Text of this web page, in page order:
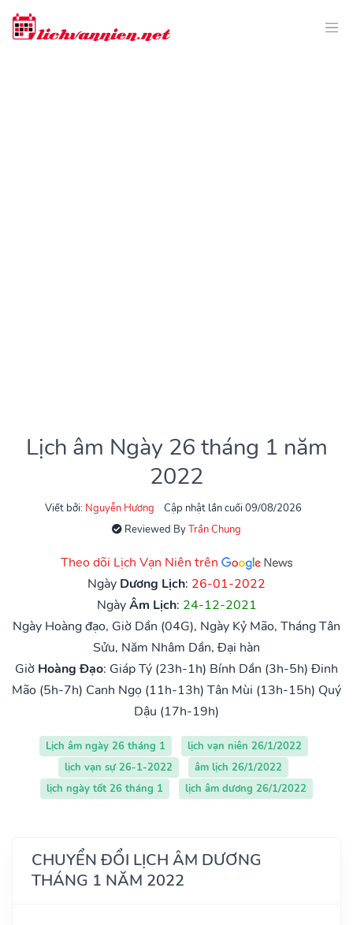
Lịch âm Ngày 26 tháng 1 năm
2022
Viết bởi: Nguyễn Hương
Cập nhật lần cuối 09/08/2026
Reviewed ByTrần Chung
Theo dõi Lịch Vạn Niên trên
Ngày Dương Lịch: 26-01-2022
NgàyÂm Lịch: 24-12-2021
Ngày Hoàng đạo, Giờ Dần (04G), Ngày Kỷ Mão, Tháng Tân
Sửu, Năm Nhâm Dần, Đại hàn
Giờ Hoàng Đạo: Giáp Tý (23h-1h) Bính Dần (3h-5h) Đinh
Mão (5h-7h) Canh Ngọ (11h-13h) Tân Mùi (13h-15h) Quý
Dậu (17h-19h)
Lịch âm ngày 26 tháng 1
lịch vạn niên 26/1/2022
lịch vạn sự 26-1-2022
âm lịch 26/1/2022
lịch ngày tốt 26 tháng 1
lịch âm dương 26/1/2022
CHUYỂN ĐỔI LỊCH ÂM DƯƠNG
THÁNG 1 NĂM 2022